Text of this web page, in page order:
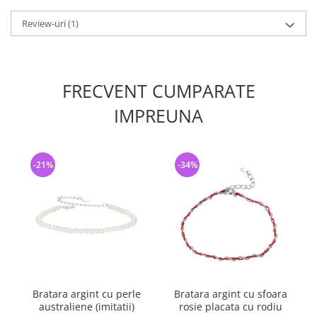
Review-uri(1)
FRECVENT CUMPARATE
IMPREUNA
Bratara argint cu perle
australiene (imitatii)
-21%
Bratara argint cu sfoara
rosie placata cu rodiu
-34%